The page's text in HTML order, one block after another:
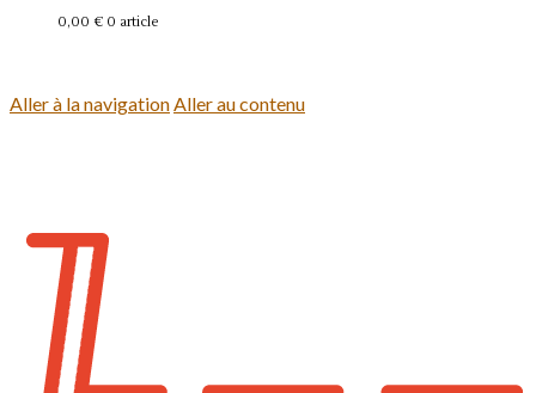
0,00 € 0 article
Aller à la navigationAller au contenu